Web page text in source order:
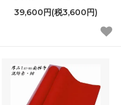
39,600円(税3,600円)